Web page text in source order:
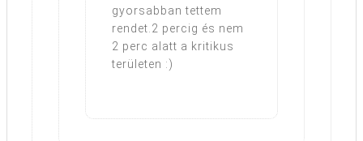
gyorsabban tettem
rendet.2 percig és nem
2 perc alatt a kritikus
területen :)